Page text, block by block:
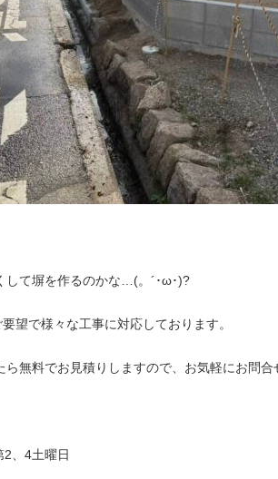
して塀を作るのかな…(。´･ω･)?
望で様々な工事に対応しております。
無料でお見積りしますので、お気軽にお問合
、4土曜日